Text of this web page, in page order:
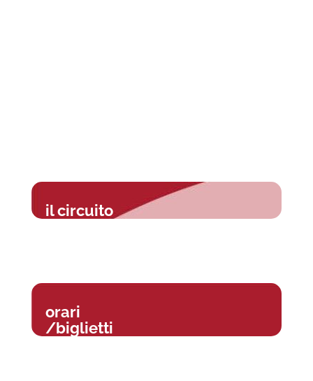
il circuito
orari
/biglietti